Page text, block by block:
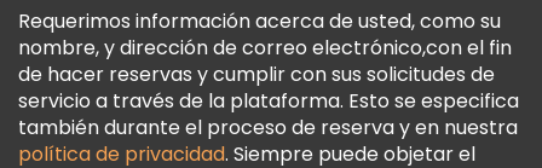
Política De Cookies
Freetour Premios
Programa De Fidelidad
Requerimos información acerca de usted, como su
nombre, y dirección de correo electrónico,con el fin
de hacer reservas y cumplir con sus solicitudes de
servicio a través de la plataforma. Esto se especifica
también durante el proceso de reserva y en nuestra
política de privacidad. Siempre puede objetar el